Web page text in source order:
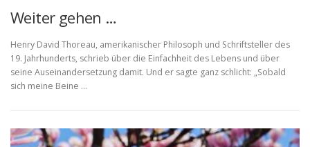
Weiter gehen …
Henry David Thoreau, amerikanischer Philosoph und Schriftsteller des
19. Jahrhunderts, schrieb über die Einfachheit des Lebens und über
seine Auseinandersetzung damit. Und er sagte ganz schlicht: „Sobald
sich meine Beine …